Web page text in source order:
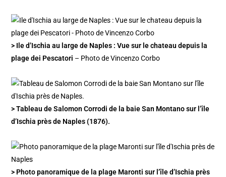
> Ile d’Ischia au large de Naples : Vue sur le chateau depuis la
plage dei Pescatori – Photo de Vincenzo Corbo
> Tableau de Salomon Corrodi de la baie San Montano sur l’île
d’Ischia près de Naples (1876).
> Photo panoramique de la plage Maronti sur l’île d’Ischia près